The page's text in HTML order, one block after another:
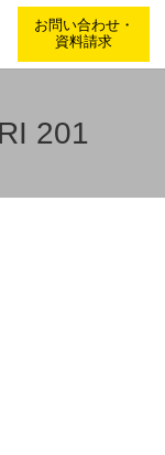
お問い合わせ・
資料請求
201